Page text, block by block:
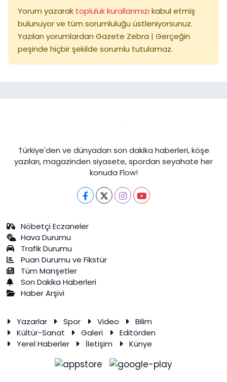
Yorum yazarak topluluk kurallarımızı kabul etmiş
bulunuyor ve tüm sorumluluğu üstleniyorsunuz.
Yazılan yorumlardan Gazete Zebra | Gerçeğin
peşinde hiçbir şekilde sorumlu tutulamaz.
Türkiye'den ve dünyadan son dakika haberleri, köşe
yazıları, magazinden siyasete, spordan seyahate her
konuda Flow!
Nöbetçi Eczaneler
Hava Durumu
Trafik Durumu
Puan Durumu ve Fikstür
Tüm Manşetler
Son Dakika Haberleri
Haber Arşivi
Yazarlar Spor Video
Bilim
Kültür-Sanat
Galeri
Editörden
Yerel Haberler
İletişim Künye